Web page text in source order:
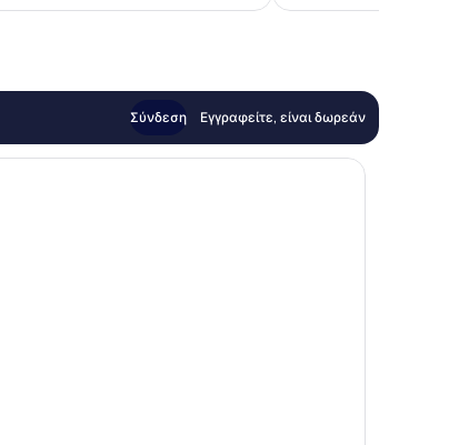
Σύνδεση Εγγραφείτε, είναι δωρεάν